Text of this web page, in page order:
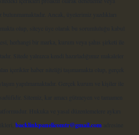
backlinkpanelicomtr@gmail.comadresine